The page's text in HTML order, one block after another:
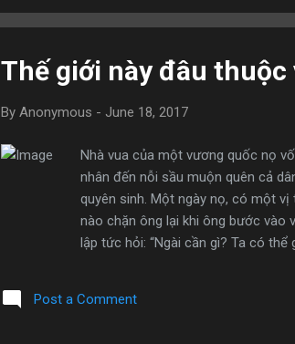
qu...
Thế giới này đâu thuộc
By Anonymous - June 18, 2017
Nhà vua của một vương quốc nọ
nhân đến nỗi sầu muộn quên cả
quyên sinh. Một ngày nọ, có một
nào chặn ông lại khi ông bước vào
lập tức hỏi: “Ngài cần gì? Ta có
điện này là ai không?” Nhà vua
Post a Comment